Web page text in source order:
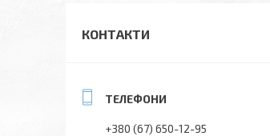
КОНТАКТИ
+380 (67) 650-12-95